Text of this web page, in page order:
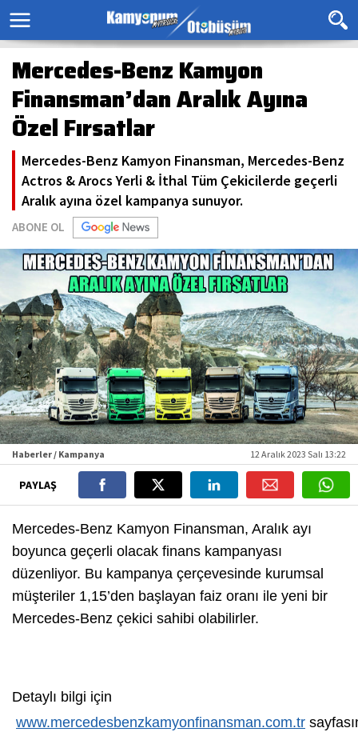
Mercedes-Benz Kamyon
Finansman’dan Aralık Ayına
Özel Fırsatlar
Mercedes-Benz Kamyon Finansman, Mercedes-Benz
Actros & Arocs Yerli & İthal Tüm Çekicilerde geçerli
Aralık ayına özel kampanya sunuyor.
ABONE OL
Haberler / Kampanya 12 Aralık 2023 Salı 13:22
PAYLAŞ
Mercedes-Benz Kamyon Finansman, Aralık ayı
boyunca geçerli olacak finans kampanyası
düzenliyor. Bu kampanya çerçevesinde kurumsal
müşteriler 1,15’den başlayan faiz oranı ile yeni bir
Mercedes-Benz çekici sahibi olabilirler.
Detaylı bilgi için
www.mercedesbenzkamyonfinansman.com.tr